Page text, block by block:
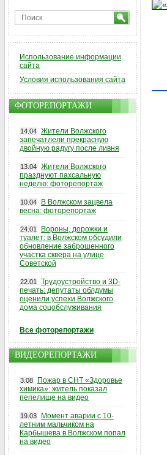
Использование информации
сайта
Условия использования сайта
ФОТОРЕПОРТАЖИ
14.04 Жители Волжского
запечатлели прекрасную
двойную радугу после ливня
13.04 Жители Волжского
празднуют пахсальную
неделю: фоторепортаж
10.04
В Волжском зацвела
весна: фоторепортаж
24.01
Вороны, дорожки и
туалет: в Волжском обсудили
обновление заброшенного
участка сквера на улице
Советской
22.01
Трудоустройство и 3D-
печать: депутаты облдумы
оценили успехи Волжского
дома соцобслуживания
Все фоторепортажи
ВИДЕОРЕПОРТАЖИ
3.08
Пожар в СНТ «Здоровье
химика»: житель показал
пепелище на видео
19.03
Момент аварии с 10-
летним мальчиком на
Карбышева в Волжском попал
на видео